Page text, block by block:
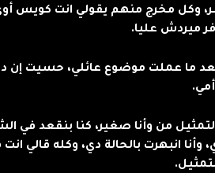
وكل مخرج منهم يقولي انت كويس
ميردش عليا.
ما عملت موضوع عائلي، حسيت إن
من وأنا صغير، كنا بنقعد في
وأنا انبهرت بالحالة دي، وكله قالي